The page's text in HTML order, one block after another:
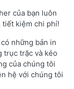
của bạn luôn
tiết kiệm chi phí!
những bản in
trục trặc và kéo
của chúng tôi
hệ với chúng tôi